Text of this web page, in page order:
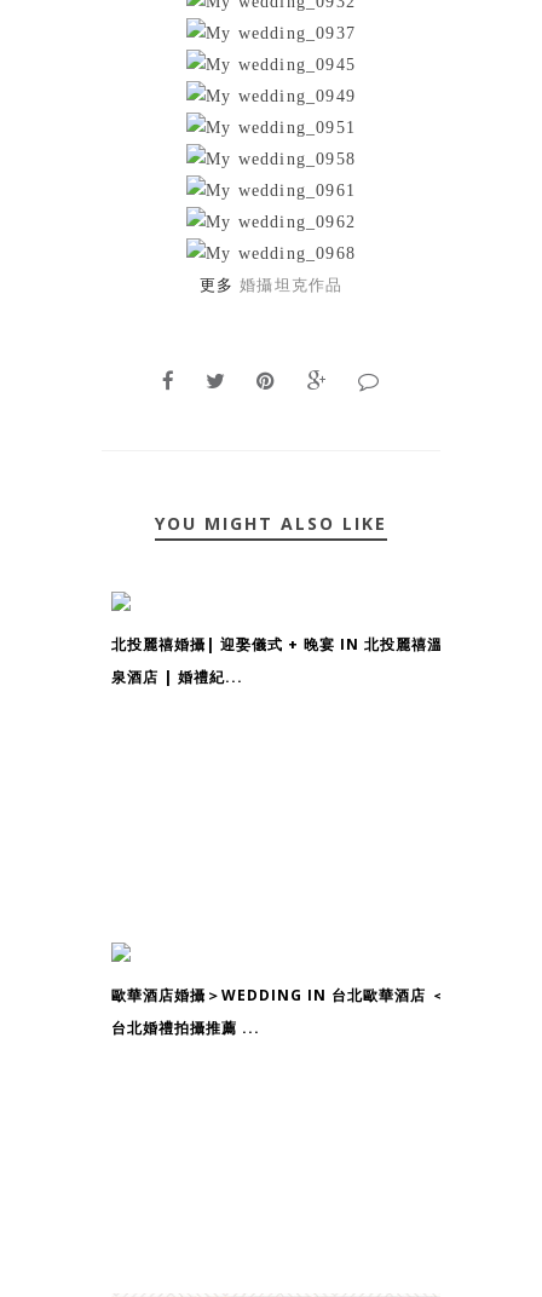
更多 婚攝坦克作品
YOU MIGHT ALSO LIKE
北投麗禧婚攝| 迎娶儀式 + 晚宴 IN 北投麗禧溫
泉酒店 | 婚禮紀...
歐華酒店婚攝＞WEDDING IN 台北歐華酒店 ＜
台北婚禮拍攝推薦 ...